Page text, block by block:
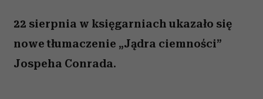
22 sierpnia w księgarniach ukazało się
nowe tłumaczenie „Jądra ciemności”
Jospeha Conrada.